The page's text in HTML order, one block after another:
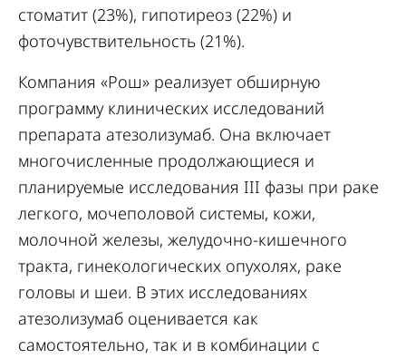
стоматит (23%), гипотиреоз (22%) и
фоточувствительность (21%).
Компания «Рош» реализует обширную
программу клинических исследований
препарата атезолизумаб. Она включает
многочисленные продолжающиеся и
планируемые исследования III фазы при раке
легкого, мочеполовой системы, кожи,
молочной железы, желудочно-кишечного
тракта, гинекологических опухолях, раке
головы и шеи. В этих исследованиях
атезолизумаб оценивается как
самостоятельно, так и в комбинации с